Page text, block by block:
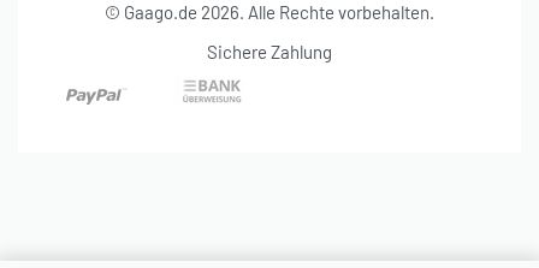
© Gaago.de 2026. Alle Rechte vorbehalten.
Sichere Zahlung